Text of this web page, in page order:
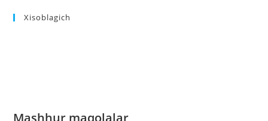
Xisoblagich